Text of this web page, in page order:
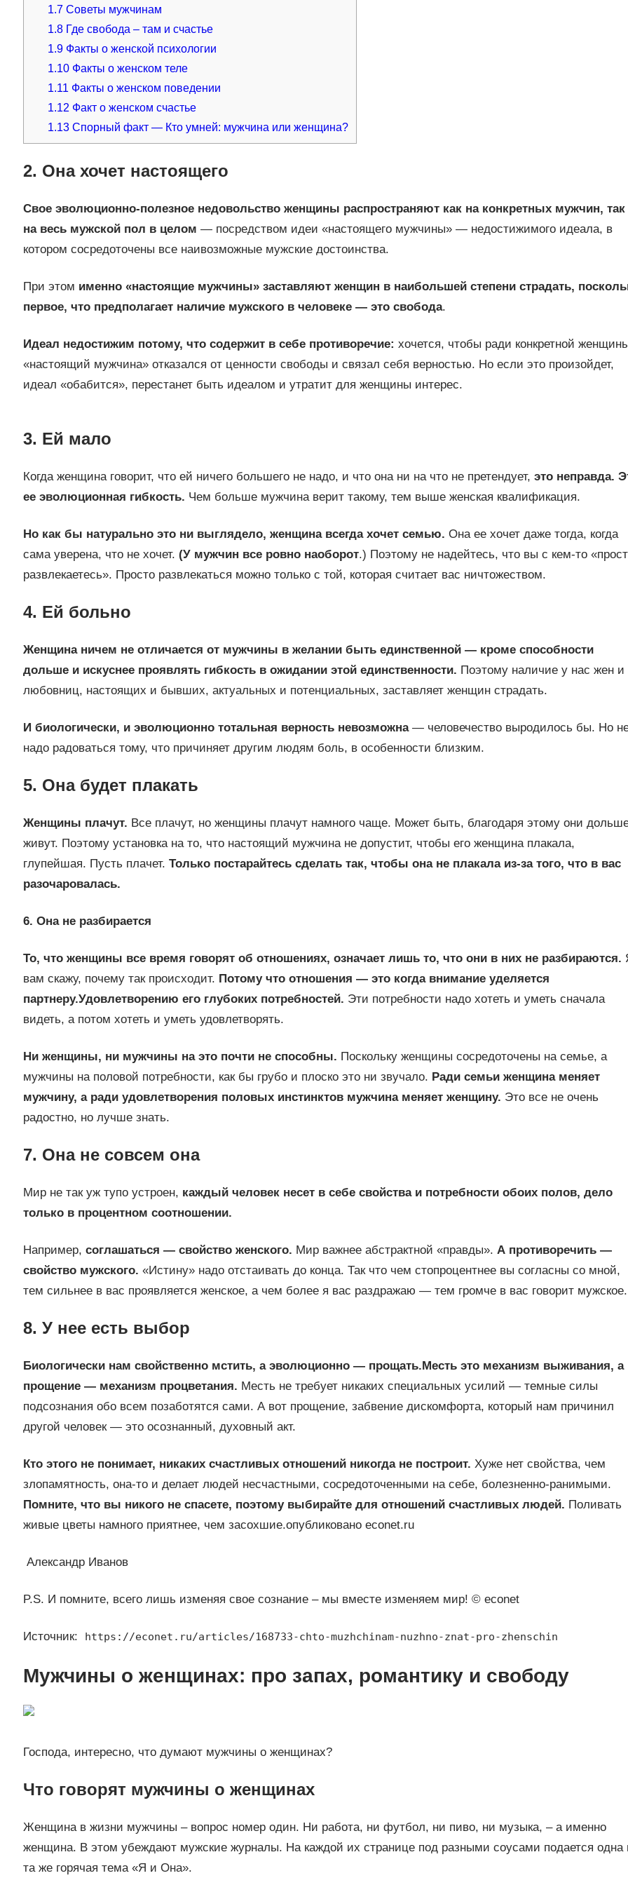
1.7 Советы мужчинам
1.8 Где свобода – там и счастье
1.9 Факты о женской психологии
1.10 Факты о женском теле
1.11 Факты о женском поведении
1.12 Факт о женском счастье
1.13 Спорный факт — Кто умней: мужчина или женщина?
2. Она хочет настоящего
Свое эволюционно‑полезное недовольство женщины распространяют как на конкретных мужчин, так
на весь мужской пол в целом — посредством идеи «настоящего мужчины» — недостижимого идеала, в
котором сосредоточены все наивозможные мужские достоинства.
При этом именно «настоящие мужчины» заставляют женщин в наибольшей степени страдать,
первое, что предполагает наличие мужского в человеке — это свобода.
Идеал недостижим потому, что содержит в себе противоречие: хочется, чтобы ради конкретной
«настоящий мужчина» отказался от ценности свободы и связал себя верностью. Но если это произойдет,
идеал «обабится», перестанет быть идеалом и утратит для женщины интерес.
3. Ей мало
Когда женщина говорит, что ей ничего большего не надо, и что она ни на что не претендует, это неправда.
ее эволюционная гибкость. Чем больше мужчина верит такому, тем выше женская квалификация.
Но как бы натурально это ни выглядело, женщина всегда хочет семью. Она ее хочет даже тогда, когда
сама уверена, что не хочет. (У мужчин все ровно наоборот.) Поэтому не надейтесь, что вы с кем‑то
развлекаетесь». Просто развлекаться можно только с той, которая считает вас ничтожеством.
4. Ей больно
Женщина ничем не отличается от мужчины в желании быть единственной — кроме способности
дольше и искуснее проявлять гибкость в ожидании этой единственности. Поэтому наличие у нас жен и
любовниц, настоящих и бывших, актуальных и потенциальных, заставляет женщин страдать.
И биологически, и эволюционно тотальная верность невозможна— человечество выродилось бы. Но
надо радоваться тому, что причиняет другим людям боль, в особенности близким.
5. Она будет плакать
Женщины плачут. Все плачут, но женщины плачут намного чаще. Может быть, благодаря этому они
живут. Поэтому установка на то, что настоящий мужчина не допустит, чтобы его женщина плакала,
глупейшая. Пусть плачет. Только постарайтесь сделать так, чтобы она не плакала из‑за того, что в вас
разочаровалась.
6. Она не разбирается
То, что женщины все время говорят об отношениях, означает лишь то, что они в них не разбираются.
вам скажу, почему так происходит. Потому что отношения — это когда внимание уделяется
партнеру.Удовлетворению его глубоких потребностей. Эти потребности надо хотеть и уметь сначала
видеть, а потом хотеть и уметь удовлетворять.
Ни женщины, ни мужчины на это почти не способны. Поскольку женщины сосредоточены на семье, а
мужчины на половой потребности, как бы грубо и плоско это ни звучало. Ради семьи женщина меняет
мужчину, а ради удовлетворения половых инстинктов мужчина меняет женщину. Это все не очень
радостно, но лучше знать.
7. Она не совсем она
Мир не так уж тупо устроен, каждый человек несет в себе свойства и потребности обоих полов, дело
только в процентном соотношении.
Например, соглашаться — свойство женского. Мир важнее абстрактной «правды». А противоречить —
свойство мужского. «Истину» надо отстаивать до конца. Так что чем стопроцентнее вы согласны со мной,
тем сильнее в вас проявляется женское, а чем более я вас раздражаю — тем громче в вас говорит мужское.
8. У нее есть выбор
Биологически нам свойственно мстить, а эволюционно — прощать. Месть это механизм выживания, а
прощение — механизм процветания. Месть не требует никаких специальных усилий — темные силы
подсознания обо всем позаботятся сами. А вот прощение, забвение дискомфорта, который нам причинил
другой человек — это осознанный, духовный акт.
Кто этого не понимает, никаких счастливых отношений никогда не построит. Хуже нет свойства, чем
злопамятность, она‑то и делает людей несчастными, сосредоточенными на себе, болезненно‑ранимыми.
Помните, что вы никого не спасете, поэтому выбирайте для отношений счастливых людей. Поливать
живые цветы намного приятнее, чем засохшие.опубликовано econet.ru
Александр Иванов
P.S. И помните, всего лишь изменяя свое сознание – мы вместе изменяем мир! © econet
Источник: https://econet.ru/articles/168733-chto-muzhchinam-nuzhno-znat-pro-zhenschin
Мужчины о женщинах: про запах, романтику и свободу
Господа, интересно, что думают мужчины о женщинах?
Что говорят мужчины о женщинах
Женщина в жизни мужчины – вопрос номер один. Ни работа, ни футбол, ни пиво, ни музыка, – а именно
женщина. В этом убеждают мужские журналы. На каждой их странице под разными соусами подается одна
та же горячая тема «Я и Она».